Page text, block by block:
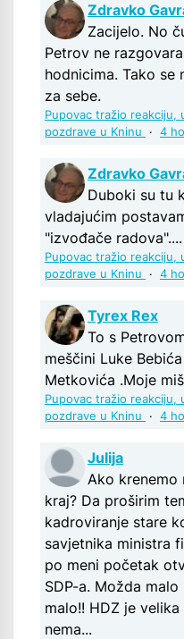
Zdravko
Zacijelo. No
Petrov ne
hodnicima. Tako
za sebe.
Pupovac tražio reakciju,
pozdrave u Kninu
· 4
Zdravko
Duboki su tu
vladajućim
"izvođače
Pupovac tražio reakciju,
pozdrave u Kninu
· 4
Tyrex Rex
To s
meščini Luke
Metkovića .Moje
Pupovac tražio reakciju,
pozdrave u Kninu
· 4
Julija
Ako
kraj? Da proširim
kadroviranje stare
savjetnika ministra
po meni početak
SDP-a. Možda
malo!! HDZ je
nema...